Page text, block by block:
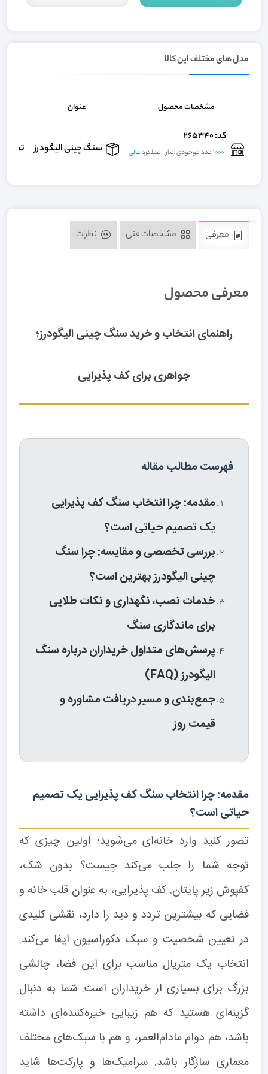
مدل های مختلف این کالا
مشخصات محصول عنوان
کد: 265340
1000عدد موجودی انبار عملکردعالی سنگ چینی الیگودرز تماس
معرفی
معرفی محصول
راهنمای انتخاب و خرید سنگ چینی الیگودرز؛
جواهری برای کف پذیرایی
فهرست مطالب مقاله
مقدمه: چرا انتخاب سنگ کف پذیرایی
یک تصمیم حیاتی است؟
بررسی تخصصی و مقایسه: چرا سنگ
چینی الیگودرز بهترین است؟
خدمات نصب، نگهداری و نکات طلایی
برای ماندگاری سنگ
پرسش‌های متداول خریداران درباره سنگ
الیگودرز (FAQ)
جمع‌بندی و مسیر دریافت مشاوره و
قیمت روز
مقدمه: چرا انتخاب سنگ کف پذیرایی یک تصمیم
حیاتی است؟
تصور کنید وارد خانه‌ای می‌شوید؛ اولین چیزی که
توجه شما را جلب می‌کند چیست؟ بدون شک،
کفپوش زیر پایتان. کف پذیرایی، به عنوان قلب خانه و
فضایی که بیشترین تردد و دید را دارد، نقشی کلیدی
در تعیین شخصیت و سبک دکوراسیون ایفا می‌کند.
انتخاب یک متریال مناسب برای این فضا، چالشی
بزرگ برای بسیاری از خریداران است. شما به دنبال
گزینه‌ای هستید که هم زیبایی خیره‌کننده‌ای داشته
باشد، هم دوام مادام‌العمر، و هم با سبک‌های مختلف
معماری سازگار باشد. سرامیک‌ها و پارکت‌ها شاید